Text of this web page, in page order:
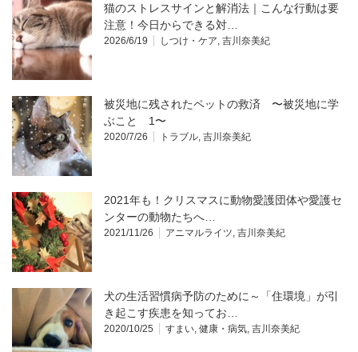
猫のストレスサインと解消法｜こんな行動は要
注意！今日からできる対…
2026/6/19 しつけ・ケア 吉川奈美紀
被災地に残されたペットの救済 〜被災地に学
ぶこと 1〜
2020/7/26 トラブル 吉川奈美紀
2021年も！クリスマスに動物愛護団体や愛護セ
ンターの動物たちへ…
2021/11/26 アニマルライツ 吉川奈美紀
犬の生活習慣病予防のために～「住環境」が引
き起こす疾患を知ってお…
2020/10/25 すまい 健康・病気 吉川奈美紀